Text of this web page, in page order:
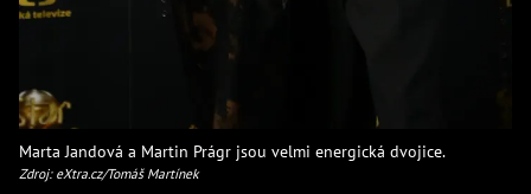
Marta Jandová a Martin Prágr jsou velmi energická dvojice.
Zdroj: eXtra.cz/Tomáš Martínek